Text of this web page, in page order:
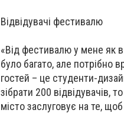
Відвідувачі фестивалю
«Від фестивалю у мене як
було багато, але потрібно
гостей – це студенти-
зібрати 200 відвідувачів,
місто заслуговує на те,